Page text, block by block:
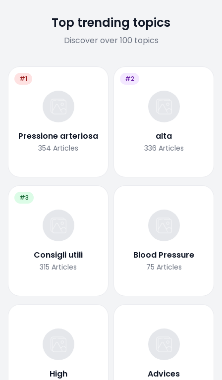
Top trending topics
Discover over 100 topics
#1
Pressione arteriosa
354 Articles
#2
alta
336 Articles
#3
Consigli utili
315 Articles
Blood Pressure
75 Articles
High Advices